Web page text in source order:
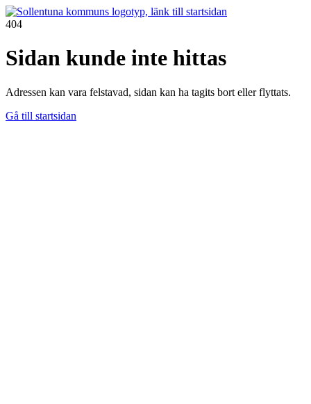
404
Sidan kunde inte hittas
Adressen kan vara felstavad, sidan kan ha tagits bort eller flyttats.
Gå till startsidan